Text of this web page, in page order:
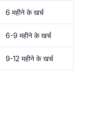
6 महीने के खर्च
6-9 महीने के खर्च
9-12 महीने के खर्च